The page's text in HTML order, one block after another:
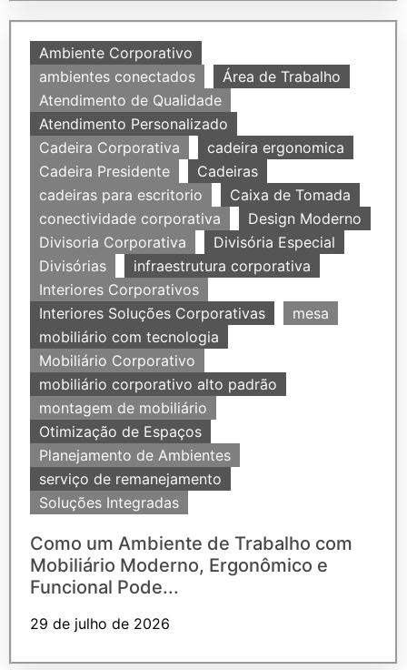
Ambiente Corporativo
ambientes conectados
Área de Trabalho
Atendimento de Qualidade
Atendimento Personalizado
Cadeira Corporativa
cadeira ergonomica
Cadeira Presidente
Cadeiras
cadeiras para escritorio
Caixa de Tomada
conectividade corporativa
Design Moderno
Divisoria Corporativa
Divisória Especial
Divisórias
infraestrutura corporativa
Interiores Corporativos
Interiores Soluções Corporativas
mesa
mobiliário com tecnologia
Mobiliário Corporativo
mobiliário corporativo alto padrão
montagem de mobiliário
Otimização de Espaços
Planejamento de Ambientes
serviço de remanejamento
Soluções Integradas
Como um Ambiente de Trabalho com
Mobiliário Moderno, Ergonômico e
Funcional Pode...
29 de julho de 2026